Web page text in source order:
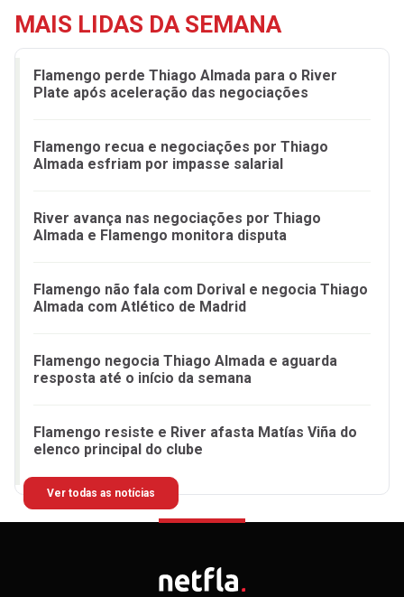
MAIS LIDAS DA SEMANA
Flamengo perde Thiago Almada para o River
Plate após aceleração das negociações
Flamengo recua e negociações por Thiago
Almada esfriam por impasse salarial
River avança nas negociações por Thiago
Almada e Flamengo monitora disputa
Flamengo não fala com Dorival e negocia Thiago
Almada com Atlético de Madrid
Flamengo negocia Thiago Almada e aguarda
resposta até o início da semana
Flamengo resiste e River afasta Matías Viña do
elenco principal do clube
Ver todas as notícias